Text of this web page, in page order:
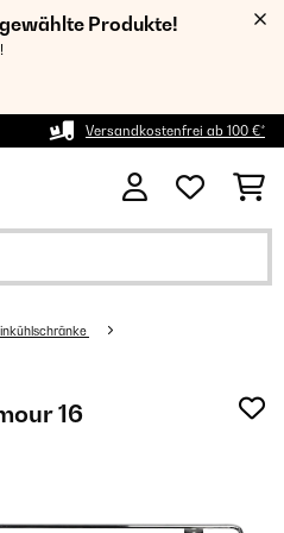
Produkte!
Versandkostenfrei ab 100 €*
16